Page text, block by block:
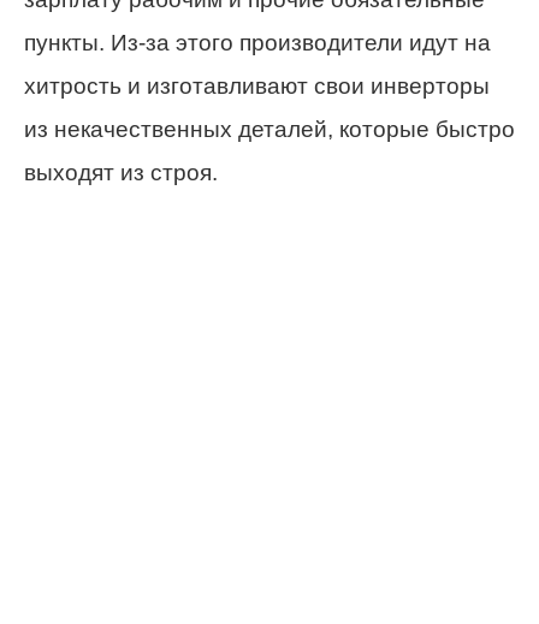
пункты. Из-за этого производители идут на
хитрость и изготавливают свои инверторы
из некачественных деталей, которые быстро
выходят из строя.